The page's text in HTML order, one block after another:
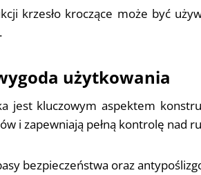
krzesło kroczące może być
użytkowania
jest kluczowym aspektem
i zapewniają pełną kontrolę nad
bezpieczeństwa oraz